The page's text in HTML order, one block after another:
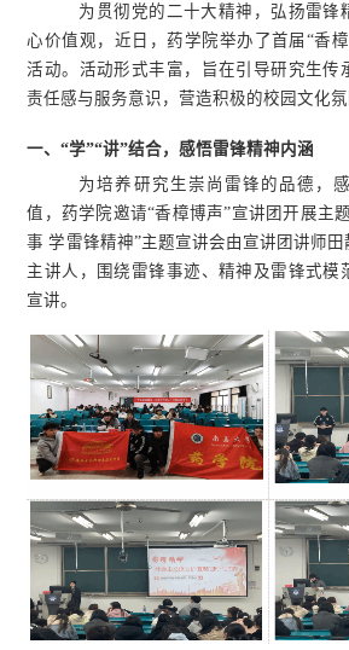
为贯彻党的二十大精神，弘扬雷锋
心价值观，近日，药学院举办了首届“香
活动。活动形式丰富，旨在引导研究生传
责任感与服务意识，营造积极的校园文化氛
一、“学”“讲”结合，感悟雷锋精神内涵
为培养研究生崇尚雷锋的品德，
值，药学院邀请“香樟博声”宣讲团开展主
事 学雷锋精神”主题宣讲会由宣讲团讲师
主讲人，围绕雷锋事迹、精神及雷锋式模
宣讲。